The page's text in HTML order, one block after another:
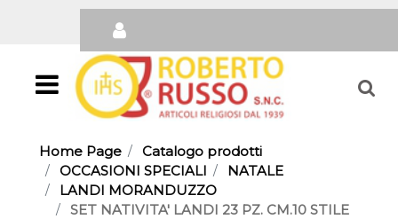
Open
Home Page
Catalogo prodotti
OCCASIONI SPECIALI
NATALE
LANDI MORANDUZZO
SET NATIVITA' LANDI 23 PZ. CM.10 STILE